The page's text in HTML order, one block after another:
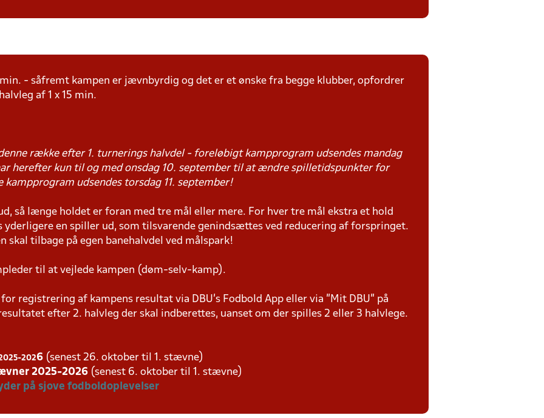
- såfremt kampen er jævnbyrdig og det er et ønske fra begge klubber, opfordrer
af 1 x 15 min.
række efter 1. turnerings halvdel - foreløbigt kampprogram udsendes mandag
herefter kun til og med onsdag 10. september til at ændre spilletidspunkter for
udsendes torsdag 11. september!
så længe holdet er foran med tre mål eller mere. For hver tre mål ekstra et hold
yderligere en spiller ud, som tilsvarende genindsættes ved reducering af forspringet.
skal tilbage på egen banehalvdel ved målspark!
til at vejlede kampen (døm-selv-kamp).
registrering af kampens resultat via DBU’s Fodbold App eller via ”Mit DBU” på
efter 2. halvleg der skal indberettes, uanset om der spilles 2 eller 3 halvlege.
2026 (senest 26. oktober til 1. stævne)
2025-2026 (senest 6. oktober til 1. stævne)
på sjove fodboldoplevelser